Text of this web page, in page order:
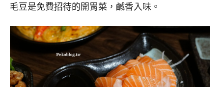
毛豆是免費招待的開胃菜，鹹香入味。